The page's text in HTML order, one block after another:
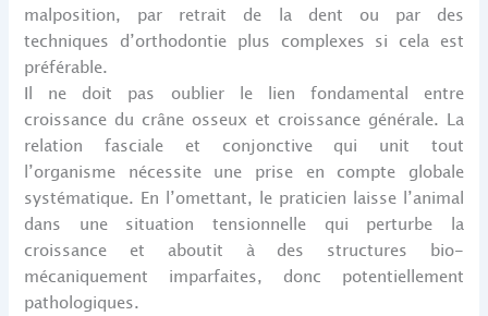
malposition, par retrait de la dent ou par des
techniques d’orthodontie plus complexes si cela est
préférable.
Il ne doit pas oublier le lien fondamental entre
croissance du crâne osseux et croissance générale. La
relation fasciale et conjonctive qui unit tout
l’organisme nécessite une prise en compte globale
systématique. En l’omettant, le praticien laisse l’animal
dans une situation tensionnelle qui perturbe la
croissance et aboutit à des structures bio-
mécaniquement imparfaites, donc potentiellement
pathologiques.